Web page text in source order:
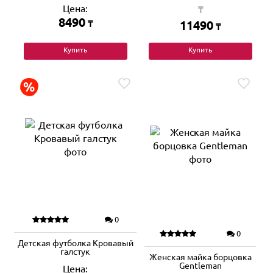
Цена:
8490 ₸
Купить
₸
11490 ₸
Купить
0
Детская футболка Кровавый
галстук
Цена:
0
Женская майка борцовка
Gentleman